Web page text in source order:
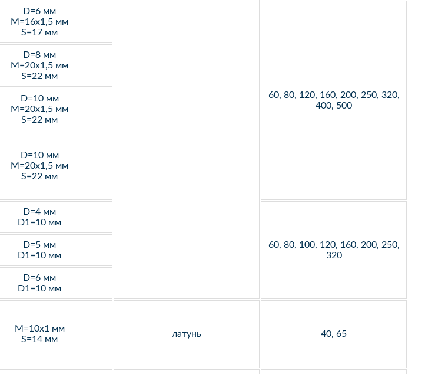
D=6 мм
M=16х1,5 мм
S=17 мм
60, 80, 120, 160, 200, 250, 320,
400, 500
D=8 мм
M=20х1,5 мм
S=22 мм
D=10 мм
M=20х1,5 мм
S=22 мм
D=10 мм
M=20х1,5 мм
S=22 мм
D=4 мм
D1=10 мм
60, 80, 100, 120, 160, 200, 250,
320
D=5 мм
D1=10 мм
D=6 мм
D1=10 мм
M=10х1 мм
S=14 мм
латунь 40, 65